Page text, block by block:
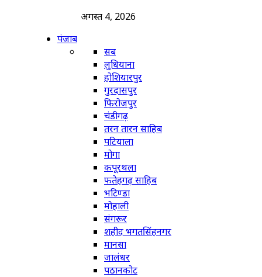
अगस्त 4, 2026
पंजाब
सब
लुधियाना
होशियारपुर
गुरदासपुर
फिरोजपुर
चंडीगढ़
तरन तारन साहिब
पटियाला
मोगा
कपूरथला
फतेहगढ़ साहिब
भटिण्डा
मोहाली
संगरूर
शहीद भगतसिंहनगर
मानसा
जालंधर
पठानकोट